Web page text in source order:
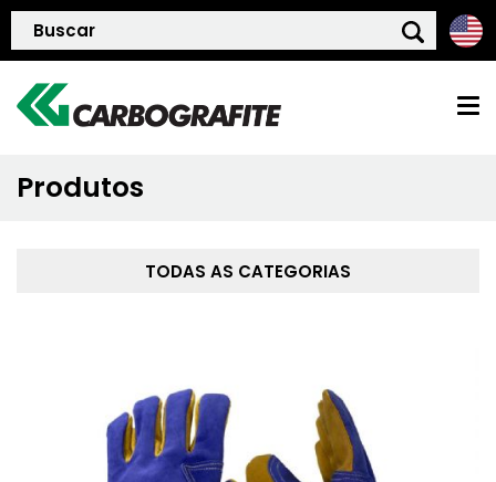
QUEM SOMOS
PRODUTOS
BLOG
Produtos
TODAS AS CATEGORIAS